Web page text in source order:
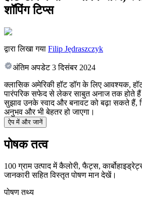
शॉपिंग टिप्स
द्वारा लिखा गया Filip Jędraszczyk
अंतिम अपडेट 3 दिसंबर 2024
क्लासिक अमेरिकी हॉट डॉग के लिए आवश्यक,
पारंपरिक सफेद से लेकर साबुत अनाज तक होते
सुझाव उनके स्वाद और बनावट को बढ़ा सकते हैं,
अनुभव और भी बेहतर हो जाएगा।
ऐप में और जानें
पोषक तत्व
100 ग्राम उत्पाद में कैलोरी, फैट्स,
जानकारी सहित विस्तृत पोषण मान देखें।
पोषण तथ्य